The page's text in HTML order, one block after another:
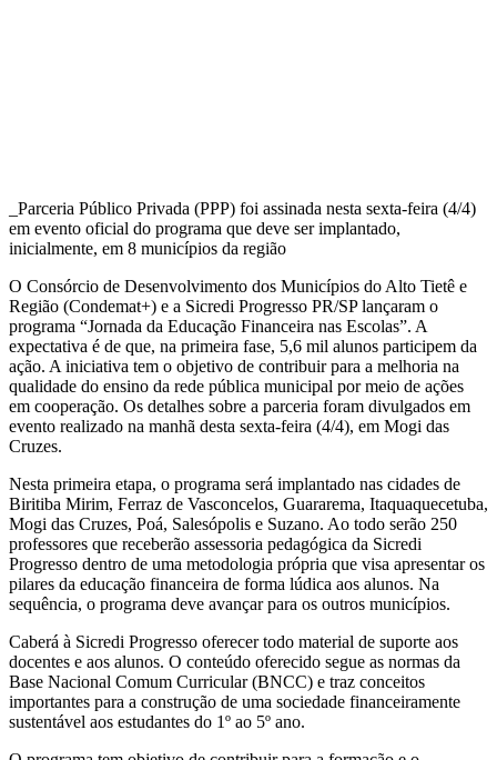
_Parceria Público Privada (PPP) foi assinada nesta sexta-feira (4/4)
em evento oficial do programa que deve ser implantado,
inicialmente, em 8 municípios da região
O Consórcio de Desenvolvimento dos Municípios do Alto Tietê e
Região (Condemat+) e a Sicredi Progresso PR/SP lançaram o
programa “Jornada da Educação Financeira nas Escolas”. A
expectativa é de que, na primeira fase, 5,6 mil alunos participem da
ação. A iniciativa tem o objetivo de contribuir para a melhoria na
qualidade do ensino da rede pública municipal por meio de ações
em cooperação. Os detalhes sobre a parceria foram divulgados em
evento realizado na manhã desta sexta-feira (4/4), em Mogi das
Cruzes.
Nesta primeira etapa, o programa será implantado nas cidades de
Biritiba Mirim, Ferraz de Vasconcelos, Guararema, Itaquaquecetuba,
Mogi das Cruzes, Poá, Salesópolis e Suzano. Ao todo serão 250
professores que receberão assessoria pedagógica da Sicredi
Progresso dentro de uma metodologia própria que visa apresentar os
pilares da educação financeira de forma lúdica aos alunos. Na
sequência, o programa deve avançar para os outros municípios.
Caberá à Sicredi Progresso oferecer todo material de suporte aos
docentes e aos alunos. O conteúdo oferecido segue as normas da
Base Nacional Comum Curricular (BNCC) e traz conceitos
importantes para a construção de uma sociedade financeiramente
sustentável aos estudantes do 1º ao 5º ano.